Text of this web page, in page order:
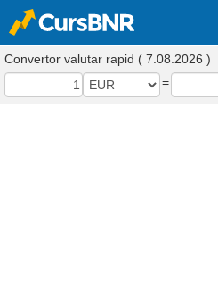
Convertor valutar rapid ( 7.08.2026 )
=